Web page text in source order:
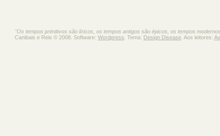
"Os tempos primitivos são líricos, os tempos antigos são épicos, os tempos
Canibais e Reis © 2008. Software: Wordpress . Tema: Design Disease . Aos leitores: